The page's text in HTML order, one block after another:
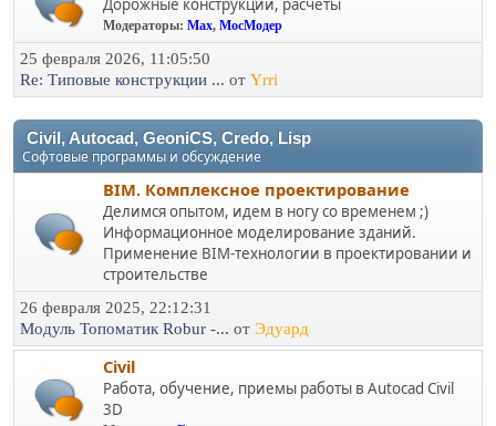
Дорожные конструкции, расчеты
Модераторы: Max, МосМодер
25 февраля 2026, 11:05:50
Re: Типовые конструкции ... от Yrri
Civil, Autocad, GeoniCS, Credo, Lisp
Софтовые программы и обсуждение
BIM. Комплексное проектирование
Делимся опытом, идем в ногу со временем ;)
Информационное моделирование зданий.
Применение BIM-технологии в проектировании и
строительстве
26 февраля 2025, 22:12:31
Модуль Топоматик Robur -... от Эдуард
Civil
Работа, обучение, приемы работы в Autocad Civil
3D